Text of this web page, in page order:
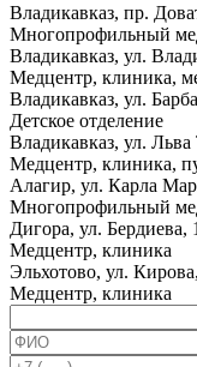
Владикавказ, пр.
Многопрофильный
Владикавказ, ул.
Медцентр, клиника,
Владикавказ, ул.
Детское отделение
Владикавказ, ул. Льва
Медцентр, клиника,
Алагир, ул. Карла
Многопрофильный
Дигора, ул. Бердиева,
Медцентр, клиника
Эльхотово, ул.
Медцентр, клиника